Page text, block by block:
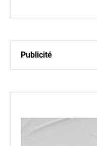
Publicité